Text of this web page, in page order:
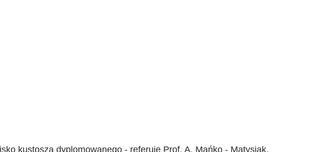
kustosza dyplomowanego - referuje Prof. A. Mańko - Matysiak.